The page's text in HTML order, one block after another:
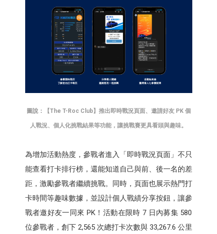
圖說：【The T-Roc Club】推出即時戰況頁面、邀請好友 PK 個
人戰況、個人化挑戰結果等功能，讓挑戰賽更具看頭與趣味。
為增加活動熱度，參戰者進入「即時戰況頁面」不只
能查看打卡排行榜，還能知道自己與前、後一名的差
距，激勵參戰者繼續挑戰。同時，頁面也展示熱門打
卡時間等趣味數據，並設計個人戰績分享按鈕，讓參
戰者邀好友一同來 PK！活動在限時 7 日內募集 580
位參戰者，創下 2,565 次總打卡次數與 33,267.6 公里